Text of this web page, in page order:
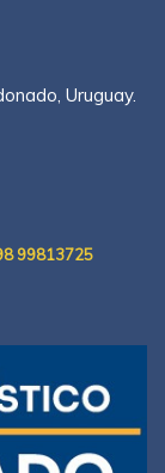
Uruguay.
99813725